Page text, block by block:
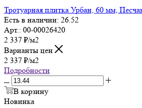
Тротуарная плитка Урбан, 60 мм,
Есть в наличии: 26.52
Арт.: 00-00026420
2 337 ₽/м2
Варианты цен
2 337 ₽/м2
Подробности
В корзину
Новинка